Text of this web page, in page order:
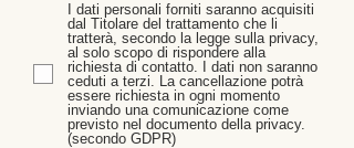
I dati personali forniti saranno acquisiti
dal Titolare del trattamento che li
tratterà, secondo la legge sulla privacy,
al solo scopo di rispondere alla
richiesta di contatto. I dati non saranno
ceduti a terzi. La cancellazione potrà
essere richiesta in ogni momento
inviando una comunicazione come
previsto nel documento della privacy.
(secondo GDPR)